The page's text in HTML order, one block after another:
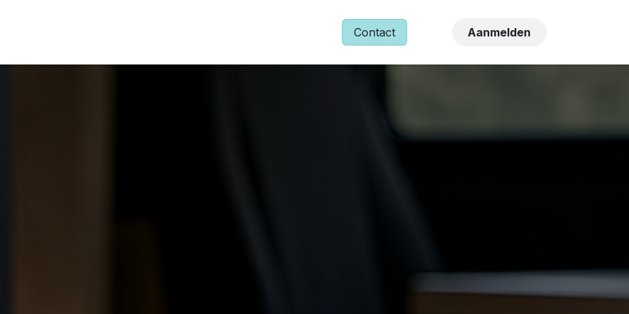
Contact Aanmelden